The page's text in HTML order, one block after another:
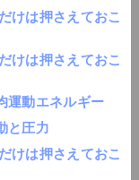
けは押さえておこ
けは押さえておこ
運動エネルギー
と圧力
けは押さえておこ